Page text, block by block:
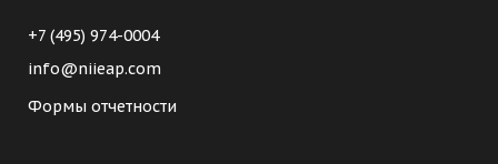
+7 (495) 974-0004
info@niieap.com
Формы отчетности